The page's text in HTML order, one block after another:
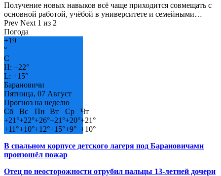
Получение новых навыков всё чаще приходится совмещать с
основной работой, учёбой в университете и семейными…
Prev Next 1 из 2
Погода
+19
°
C
H: +22°
L: +15°
Барановичи
Пятница, 07 Август
Прогноз на неделю
Сб
Вс Пн Вт Ср
Чт
+21°+22°+26°+21°+20°+21°
+11°+10°+12°+15°+9° +10°
В спальном корпусе детского лагеря под Барановичами
произошёл пожар
Отец по неосторожности отрубил пальцы 13-летней дочери